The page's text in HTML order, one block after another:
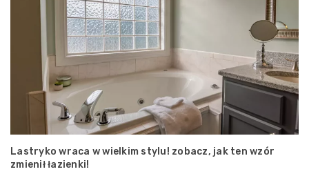
Lastryko wraca w wielkim stylu! zobacz, jak ten wzór
zmienił łazienki!